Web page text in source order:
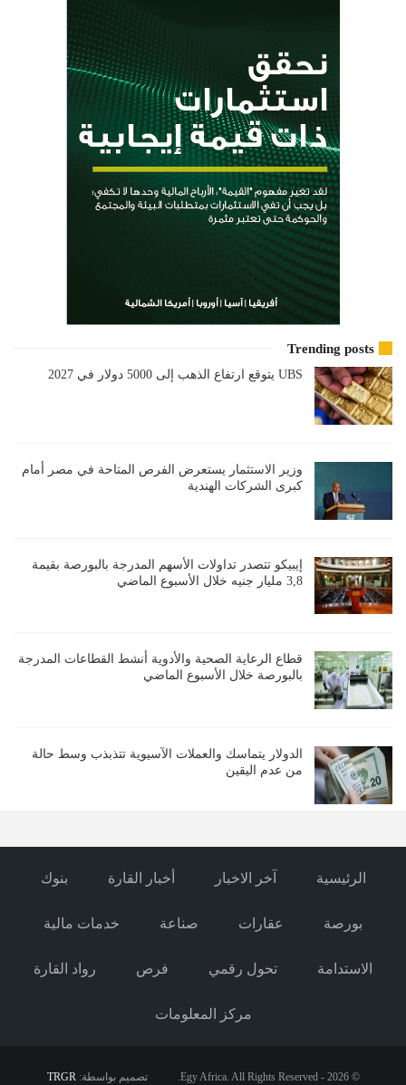
Trending posts
UBS يتوقع ارتفاع الذهب إلى 5000 دولار في 2027
وزير الاستثمار يستعرض الفرص المتاحة في مصر أمام
كبرى الشركات الهندية
إيبيكو تتصدر تداولات الأسهم المدرجة بالبورصة بقيمة
3,8 مليار جنيه خلال الأسبوع الماضي
قطاع الرعاية الصحية والأدوية أنشط القطاعات المدرجة
بالبورصة خلال الأسبوع الماضي
الدولار يتماسك والعملات الآسيوية تتذبذب وسط حالة
من عدم اليقين
الرئيسية آخر الاخبار أخبار القارة بنوك
بورصة عقارات صناعة خدمات مالية
الاستدامة تحول رقمي فرص رواد القارة
مركز المعلومات
© 2026 - Egy Africa. All Rights Reserved. تصميم بواسطة:TRGR